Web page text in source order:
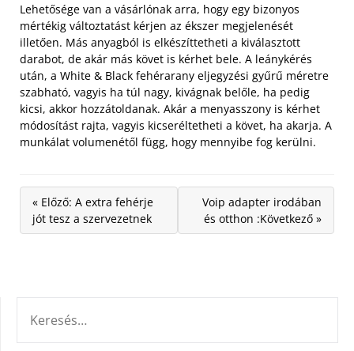
Lehetősége van a vásárlónak arra, hogy egy bizonyos
mértékig változtatást kérjen az ékszer megjelenését
illetően. Más anyagból is elkészíttetheti a kiválasztott
darabot, de akár más követ is kérhet bele. A leánykérés
után, a White & Black fehérarany eljegyzési gyűrű méretre
szabható, vagyis ha túl nagy, kivágnak belőle, ha pedig
kicsi, akkor hozzátoldanak. Akár a menyasszony is kérhet
módosítást rajta, vagyis kicseréltetheti a követ, ha akarja. A
munkálat volumenétől függ, hogy mennyibe fog kerülni.
« Előző: A extra fehérje
jót tesz a szervezetnek
Voip adapter irodában
és otthon :Következő »